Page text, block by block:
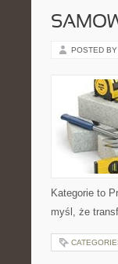
POSTED BY
Kategorie to
myśl, że